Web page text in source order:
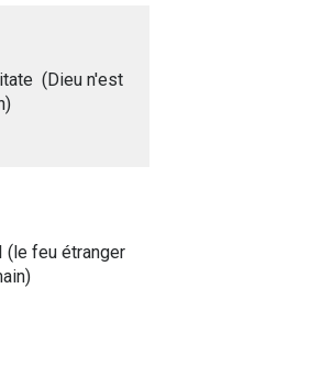
(Dieu n'est
(le feu étranger